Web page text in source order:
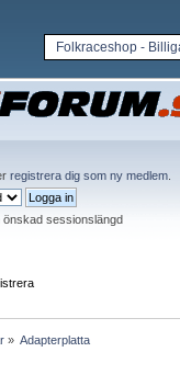
Folkraceshop -
registrera dig som ny medlem
önskad sessionslängd
» Adapterplatta